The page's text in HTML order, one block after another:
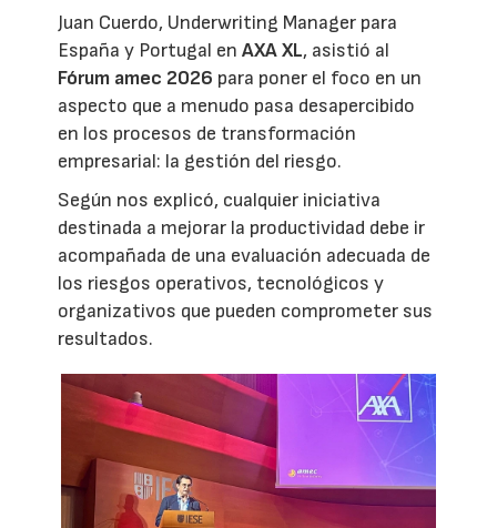
Juan Cuerdo, Underwriting Manager para
España y Portugal enAXA XL, asistió al
Fórum amec 2026 para poner el foco en un
aspecto que a menudo pasa desapercibido
en los procesos de transformación
empresarial: la gestión del riesgo.
Según nos explicó, cualquier iniciativa
destinada a mejorar la productividad debe ir
acompañada de una evaluación adecuada de
los riesgos operativos, tecnológicos y
organizativos que pueden comprometer sus
resultados.